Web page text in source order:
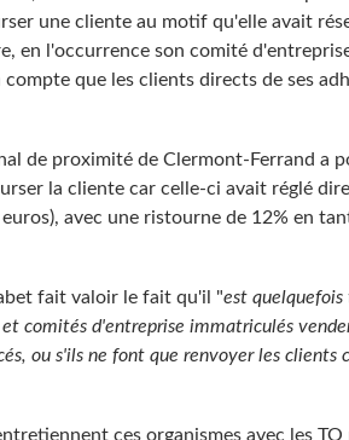
une cliente au motif qu'elle avait
en l'occurrence son comité
compte que les clients directs de ses
de proximité de Clermont-Ferrand a
la cliente car celle-ci avait réglé
avec une ristourne de 12% en
fait valoir le fait qu'il "est
comités d'entreprise immatriculés
ou s'ils ne font que renvoyer les clients
ces organismes avec les TO